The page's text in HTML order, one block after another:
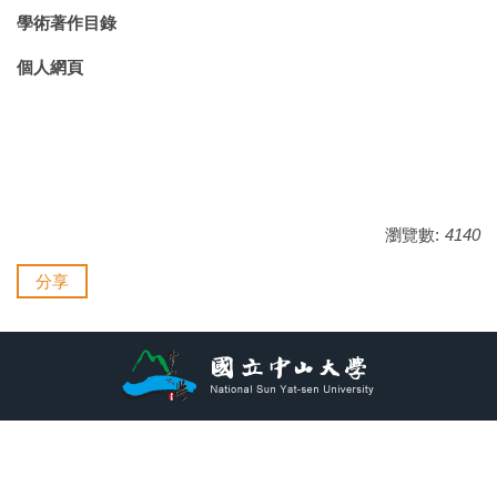
學術著作目錄
個人網頁
瀏覽數: 4140
分享